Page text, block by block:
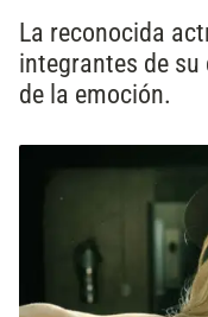
La reconocida
integrantes de su
de la emoción.